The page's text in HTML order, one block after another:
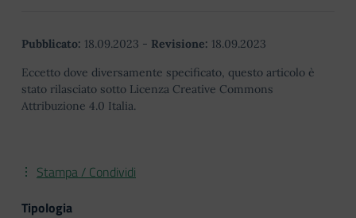
Pubblicato: 18.09.2023 - Revisione: 18.09.2023
Eccetto dove diversamente specificato, questo articolo è
stato rilasciato sotto Licenza Creative Commons
Attribuzione 4.0 Italia.
Stampa / Condividi
Tipologia